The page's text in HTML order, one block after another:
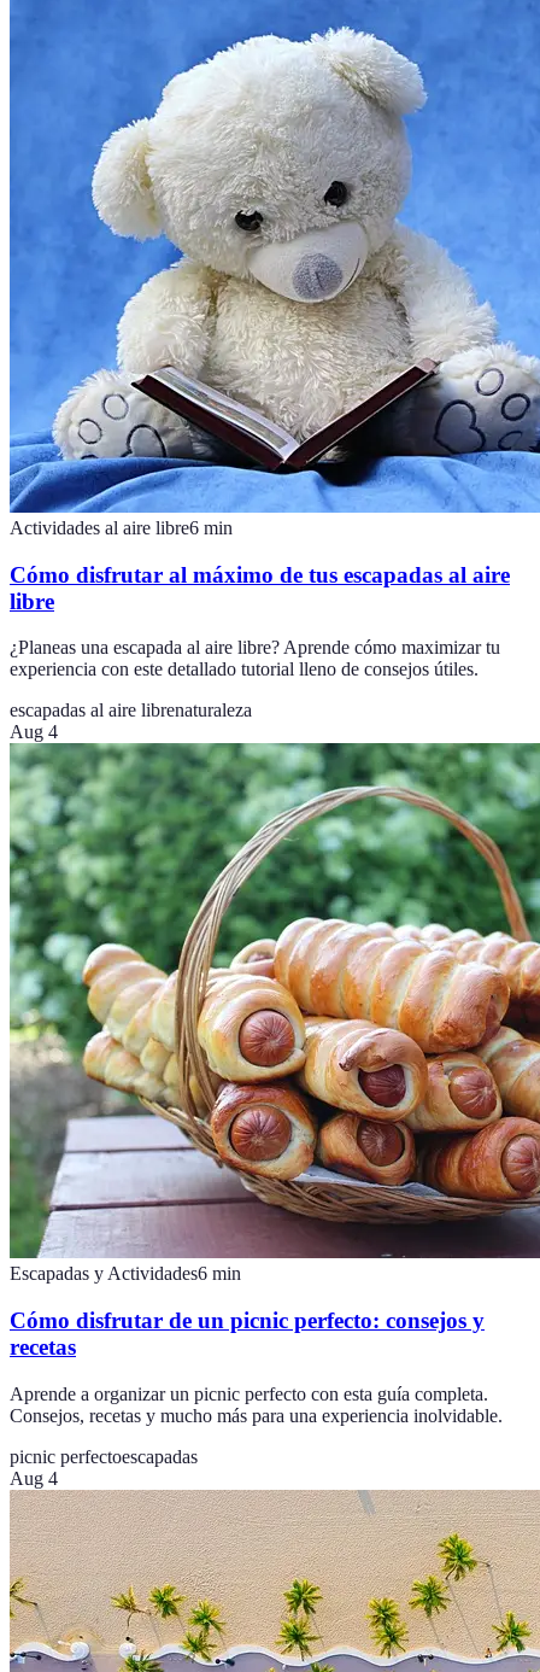
Actividades al aire libre6 min
Cómo disfrutar al máximo de tus escapadas al aire
libre
¿Planeas una escapada al aire libre? Aprende cómo maximizar tu
experiencia con este detallado tutorial lleno de consejos útiles.
escapadas al aire librenaturaleza
Aug 4
Escapadas y Actividades6 min
Cómo disfrutar de un picnic perfecto: consejos y
recetas
Aprende a organizar un picnic perfecto con esta guía completa.
Consejos, recetas y mucho más para una experiencia inolvidable.
picnic perfectoescapadas
Aug 4